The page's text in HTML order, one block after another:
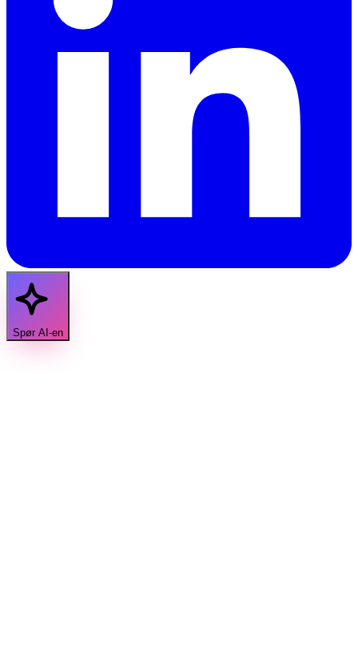
Spør AI-en